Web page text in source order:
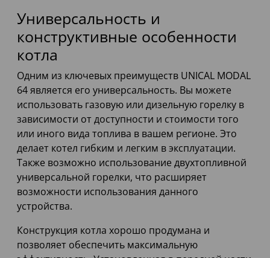
Универсальность и
конструктивные особенности
котла
Одним из ключевых преимуществ UNICAL MODAL
64 является его универсальность. Вы можете
использовать газовую или дизельную горелку в
зависимости от доступности и стоимости того
или иного вида топлива в вашем регионе. Это
делает котел гибким и легким в эксплуатации.
Также возможно использование двухтопливной
универсальной горелки, что расширяет
возможности использования данного
устройства.
Конструкция котла хорошо продумана и
позволяет обеспечить максимальную